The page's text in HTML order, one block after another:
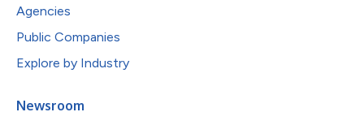
Agencies
Public Companies
Explore by Industry
Newsroom